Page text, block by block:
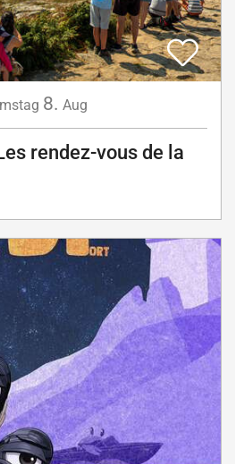
8. Aug
rendez-vous de la